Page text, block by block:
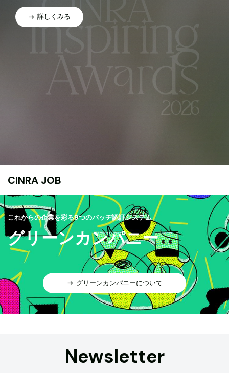
詳しくみる
CINRA JOB
これからの企業を彩る9つのバッヂ認証システム
グリーンカンパニー
グリーンカンパニーについて
Newsletter